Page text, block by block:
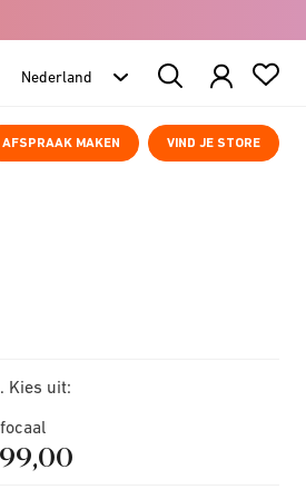
Search
Products
AFSPRAAK MAKEN VIND JE STORE
Kies uit: